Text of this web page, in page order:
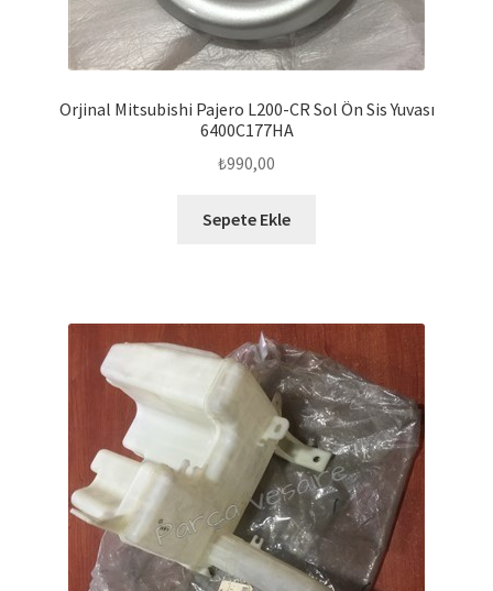
Orjinal Mitsubishi Pajero L200-CR Sol Ön Sis Yuvası
6400C177HA
₺990,00
Sepete Ekle